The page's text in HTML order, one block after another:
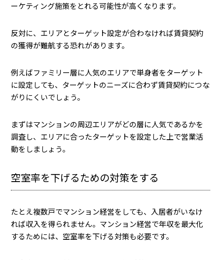
ーケティング施策をとれる可能性が高くなります。
反対に、エリアとターゲット設定が合わなければ賃貸契約
の獲得が難航する恐れがあります。
例えばファミリー層に人気のエリアで単身者をターゲット
に設定しても、ターゲットのニーズに合わず賃貸契約につな
がりにくいでしょう。
まずはマンションの周辺エリアがどの層に人気であるかを
調査し、エリアに合ったターゲットを設定した上で営業活
動をしましょう。
空室率を下げるための対策をする
たとえ複数戸でマンション経営をしても、入居者がいなけ
れば収入を得られません。マンション経営で年収を最大化
するためには、空室率を下げる対策も必要です。